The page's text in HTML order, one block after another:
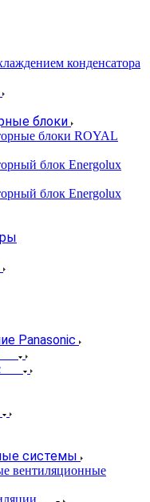
конденсатора
блоки
блоки ROYAL
блок Energolux
блок Energolux
Panasonic
системы
вентиляционные